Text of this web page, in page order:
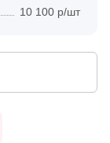
10 100 р/шт